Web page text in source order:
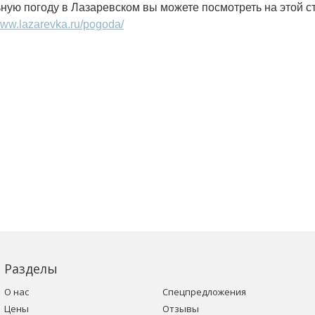
погоду в Лазаревском вы можете посмотреть на этой
pogoda/
Разделы
О нас
Цены
Спецпредложения
Отзывы